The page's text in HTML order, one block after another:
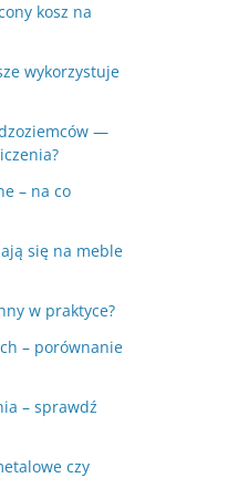
kosz na
wykorzystuje
—
– na co
się na meble
w praktyce?
– porównanie
– sprawdź
czy